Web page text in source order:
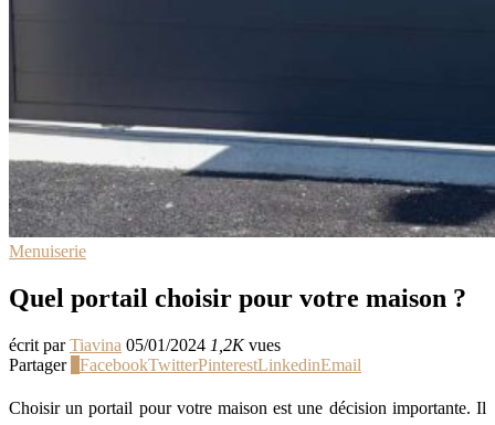
Menuiserie
Quel portail choisir pour votre maison ?
écrit parTiavina 05/01/2024 1,2Kvues
Partager
FacebookTwitterPinterestLinkedinEmail
Choisir un portail pour votre maison est une décision importante. Il